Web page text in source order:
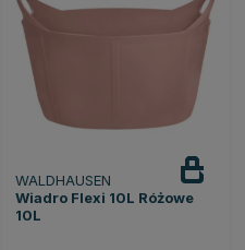
WALDHAUSEN
Wiadro Flexi 10L Różowe
10L